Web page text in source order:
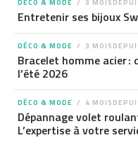
DÉCO & MODE 3
Entretenir ses bijoux
DÉCO & MODE 3
Bracelet homme acier :
l’été 2026
DÉCO & MODE 4
Dépannage volet
L’expertise à votre